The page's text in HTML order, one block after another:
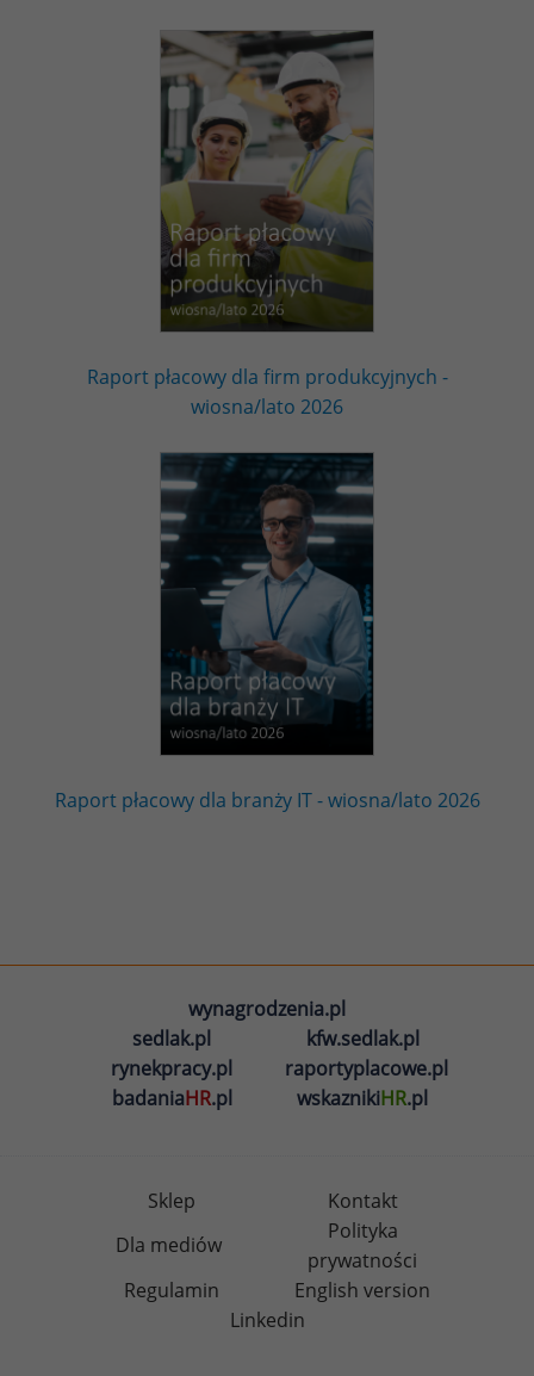
Raport płacowy dla firm produkcyjnych -
wiosna/lato 2026
Raport płacowy dla branży IT - wiosna/lato 2026
wynagrodzenia.pl
sedlak.pl
kfw.sedlak.pl
rynekpracy.pl
raportyplacowe.pl
badaniaHR.pl wskaznikiHR.pl
Sklep
Kontakt
Dla mediów
Polityka
prywatności
Regulamin
English version
Linkedin